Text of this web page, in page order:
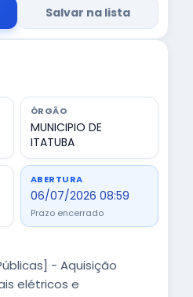
Salvar na lista
ÓRGÃO
MUNICIPIO DE
ITATUBA
ABERTURA
06/07/2026 08:59
Prazo encerrado
- Aquisição
elétricos e